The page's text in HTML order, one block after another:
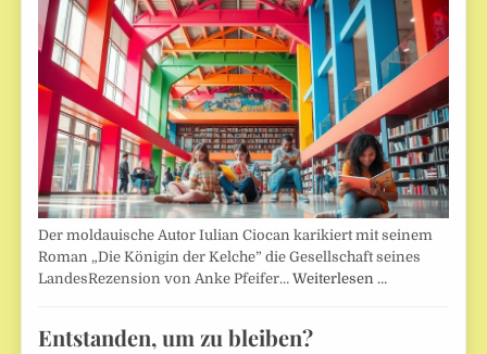
Der moldauische Autor Iulian Ciocan karikiert mit seinem
Roman „Die Königin der Kelche” die Gesellschaft seines
LandesRezension von Anke Pfeifer…Weiterlesen …
Entstanden, um zu bleiben?